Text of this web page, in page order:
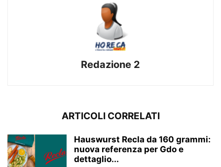
Redazione 2
ARTICOLI CORRELATI
Hauswurst Recla da 160 grammi:
nuova referenza per Gdo e
dettaglio...